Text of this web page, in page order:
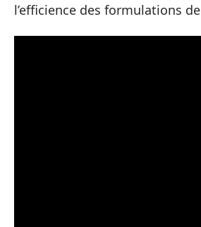
l’efficience des formulations de